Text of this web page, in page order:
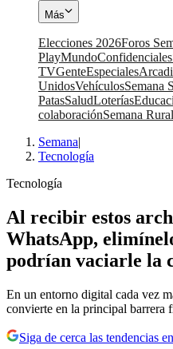
Más
Elecciones 2026Foros
PlayMundoConfidenciales
TVGenteEspeciales
UnidosVehículosSemana
PatasSaludLoterías
colaboraciónSemana Rural
Semana|
Tecnología
Tecnología
Al recibir estos
WhatsApp,
podrían vaciarle la
En un entorno digital cada vez
convierte en la principal barrera
Siga de cerca las tendencias